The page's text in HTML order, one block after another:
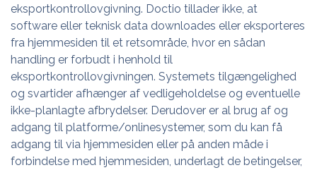
eksportkontrollovgivning. Doctio tillader ikke, at
software eller teknisk data downloades eller eksporteres
fra hjemmesiden til et retsområde, hvor en sådan
handling er forbudt i henhold til
eksportkontrollovgivningen. Systemets tilgængelighed
og svartider afhænger af vedligeholdelse og eventuelle
ikke-planlagte afbrydelser. Derudover er al brug af og
adgang til platforme/onlinesystemer, som du kan få
adgang til via hjemmesiden eller på anden måde i
forbindelse med hjemmesiden, underlagt de betingelser,